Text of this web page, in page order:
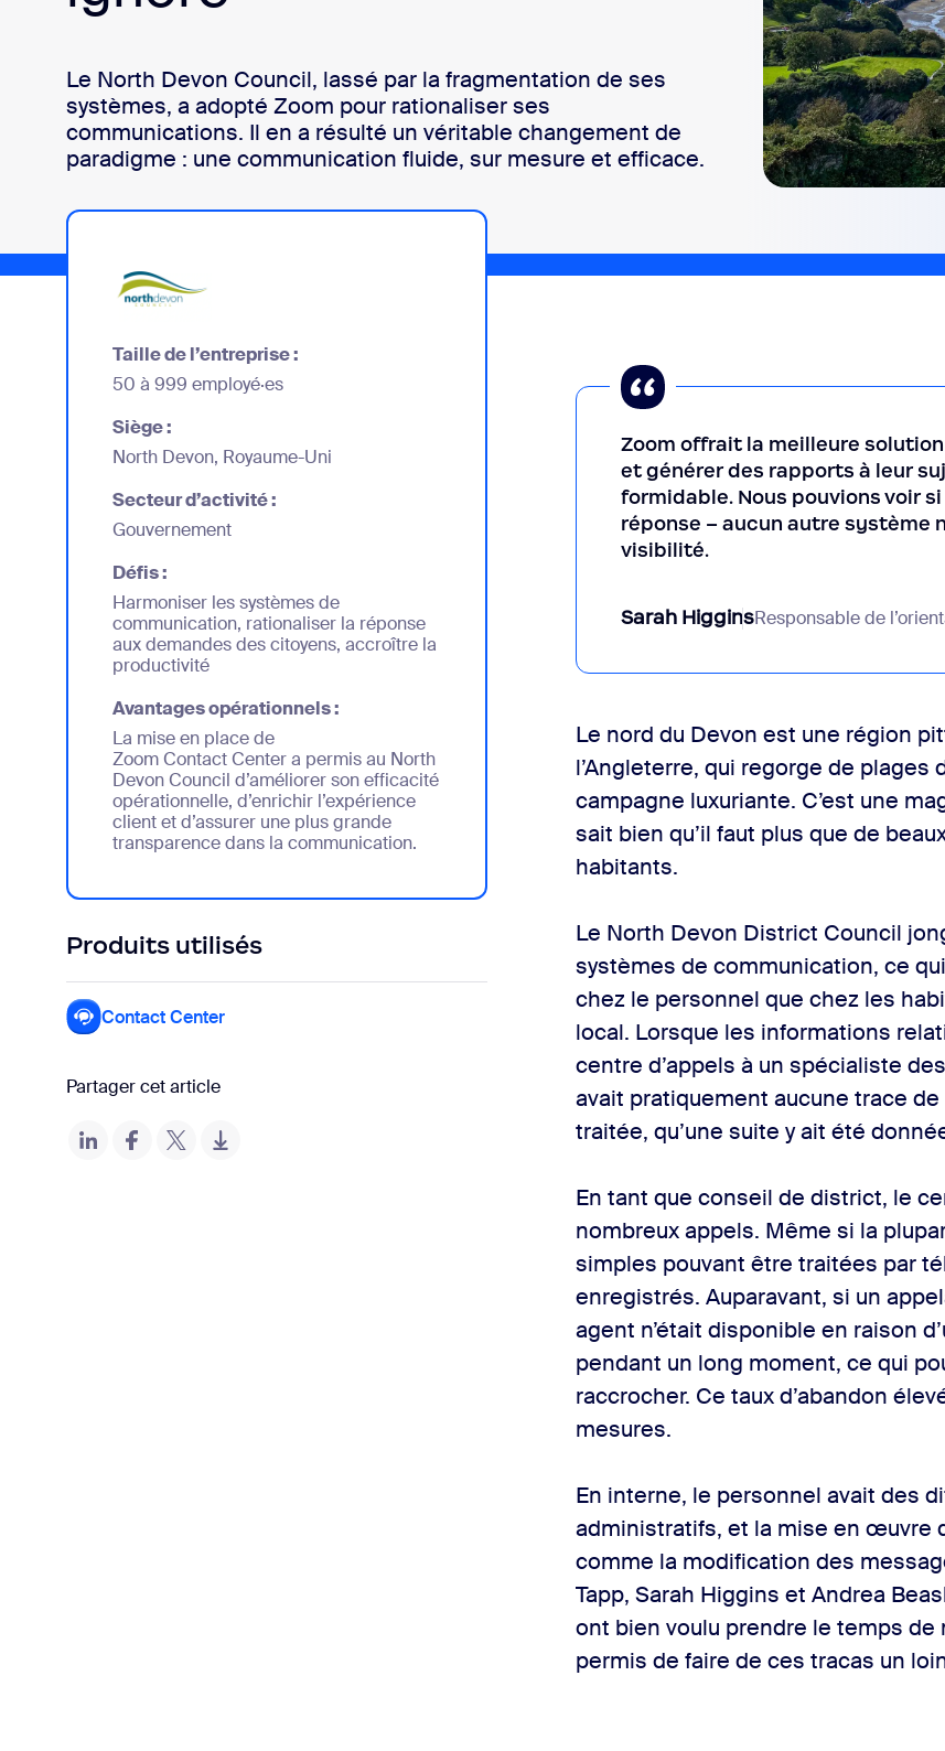
Applications et intégrations
Installer sur ordinateur Contactez-nous
Le North Devon Council, lassé par la fragmentation de ses
systèmes, a adopté Zoom pour rationaliser ses
communications. Il en a résulté un véritable changement de
paradigme : une communication fluide, sur mesure et efficace.
Taille de l’entreprise :
50 à 999 employé·es
Siège :
North Devon, Royaume-Uni
Secteur d’activité :
Gouvernement
Défis :
Harmoniser les systèmes de
communication, rationaliser la réponse
aux demandes des citoyens, accroître la
productivité
Avantages opérationnels :
La mise en place de
Zoom Contact Center a permis au North
Devon Council d’améliorer son efficacité
opérationnelle, d’enrichir l’expérience
client et d’assurer une plus grande
transparence dans la communication.
Produits utilisés
Contact Center
Partager cet article
Zoom offrait la meilleure
et générer des rapports à leur
formidable. Nous pouvions voir
réponse – aucun autre système
visibilité.
Sarah HigginsResponsable de
Le nord du Devon est une région
l’Angleterre, qui regorge de plages
campagne luxuriante. C’est une
sait bien qu’il faut plus que de
habitants.
Le North Devon District Council
systèmes de communication, ce
chez le personnel que chez les
local. Lorsque les informations
centre d’appels à un spécialiste
avait pratiquement aucune trace
traitée, qu’une suite y ait été
En tant que conseil de district, le
nombreux appels. Même si la
simples pouvant être traitées par
enregistrés. Auparavant, si un
agent n’était disponible en raison
pendant un long moment, ce qui
raccrocher. Ce taux d’abandon
mesures.
En interne, le personnel avait des
administratifs, et la mise en œuvre
comme la modification des
Tapp, Sarah Higgins et Andrea
ont bien voulu prendre le temps
permis de faire de ces tracas un